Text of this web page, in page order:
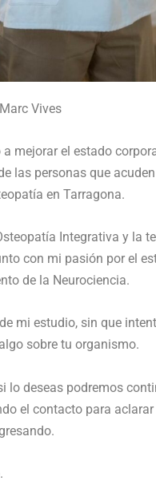
Vives
a mejorar el estado
las personas que
en Tarragona.
Integrativa y la
con mi pasión por el
de la Neurociencia.
mi estudio, sin que
sobre tu organismo.
lo deseas podremos
el contacto para